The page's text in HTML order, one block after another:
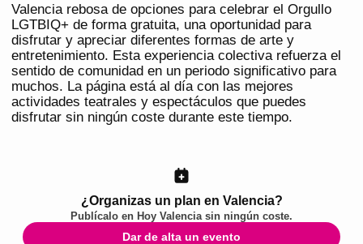
Valencia rebosa de opciones para celebrar el Orgullo
LGTBIQ+ de forma gratuita, una oportunidad para
disfrutar y apreciar diferentes formas de arte y
entretenimiento. Esta experiencia colectiva refuerza el
sentido de comunidad en un periodo significativo para
muchos. La página está al día con las mejores
actividades teatrales y espectáculos que puedes
disfrutar sin ningún coste durante este tiempo.
¿Organizas un plan en Valencia?
Publícalo en Hoy Valenciasin ningún coste.
Dar de alta un evento